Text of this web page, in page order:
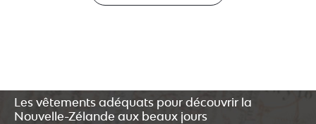
Les vêtements adéquats pour découvrir la
Nouvelle-Zélande aux beaux jours